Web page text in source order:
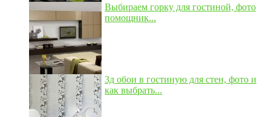
Выбираем горку для гостиной, фото
помощник...
3д обои в гостиную для стен, фото и
как выбрать...